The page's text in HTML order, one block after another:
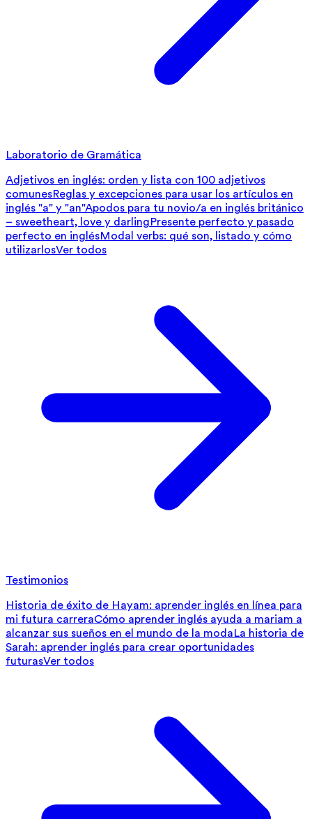
Laboratorio de Gramática
Adjetivos en inglés: orden y lista con 100 adjetivos
comunesReglas y excepciones para usar los artículos en
inglés "a" y "an"Apodos para tu novio/a en inglés británico
– sweetheart, love y darlingPresente perfecto y pasado
perfecto en inglésModal verbs: qué son, listado y cómo
utilizarlosVer todos
Testimonios
Historia de éxito de Hayam: aprender inglés en línea para
mi futura carreraCómo aprender inglés ayuda a mariam a
alcanzar sus sueños en el mundo de la modaLa historia de
Sarah: aprender inglés para crear oportunidades
futurasVer todos